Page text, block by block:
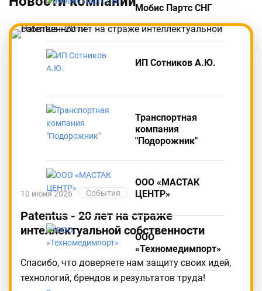
Мобис Партс СНГ
ИП Сотников А.Ю.
Транспортная
компания
"Подорожник"
ООО «МАСТАК
ЦЕНТР»
ООО
«Техномедимпорт»
10 июня 2026 События
Patentus - 20 лет на страже
интеллектуальной собственности
Спасибо, что доверяете нам защиту своих идей,
технологий, брендов и результатов труда!